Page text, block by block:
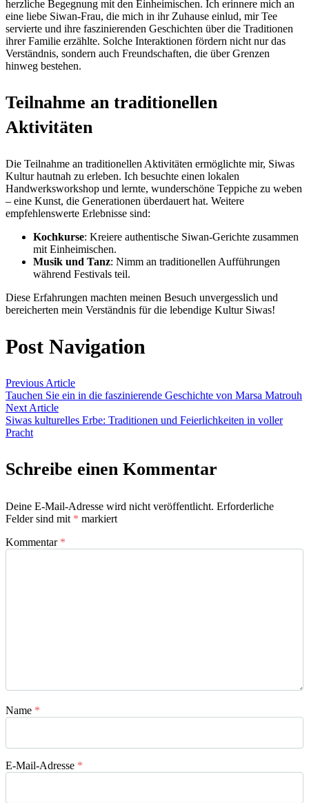
herzliche Begegnung mit den Einheimischen. Ich erinnere mich an
eine liebe Siwan-Frau, die mich in ihr Zuhause einlud, mir Tee
servierte und ihre faszinierenden Geschichten über die Traditionen
ihrer Familie erzählte. Solche Interaktionen fördern nicht nur das
Verständnis, sondern auch Freundschaften, die über Grenzen
hinweg bestehen.
Teilnahme an traditionellen
Aktivitäten
Die Teilnahme an traditionellen Aktivitäten ermöglichte mir, Siwas
Kultur hautnah zu erleben. Ich besuchte einen lokalen
Handwerksworkshop und lernte, wunderschöne Teppiche zu weben
– eine Kunst, die Generationen überdauert hat. Weitere
empfehlenswerte Erlebnisse sind:
Kochkurse: Kreiere authentische Siwan-Gerichte zusammen
mit Einheimischen.
Musik und Tanz: Nimm an traditionellen Aufführungen
während Festivals teil.
Diese Erfahrungen machten meinen Besuch unvergesslich und
bereicherten mein Verständnis für die lebendige Kultur Siwas!
Post Navigation
Previous Article
Tauchen Sie ein in die faszinierende Geschichte von Marsa Matrouh
Next Article
Siwas kulturelles Erbe: Traditionen und Feierlichkeiten in voller
Pracht
Schreibe einen Kommentar
Deine E-Mail-Adresse wird nicht veröffentlicht. Erforderliche
Felder sind mit * markiert
Kommentar *
Name *
E-Mail-Adresse *